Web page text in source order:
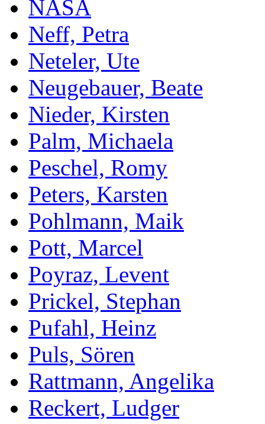
NASA
Neff, Petra
Neteler, Ute
Neugebauer, Beate
Nieder, Kirsten
Palm, Michaela
Peschel, Romy
Peters, Karsten
Pohlmann, Maik
Pott, Marcel
Poyraz, Levent
Prickel, Stephan
Pufahl, Heinz
Puls, Sören
Rattmann, Angelika
Reckert, Ludger